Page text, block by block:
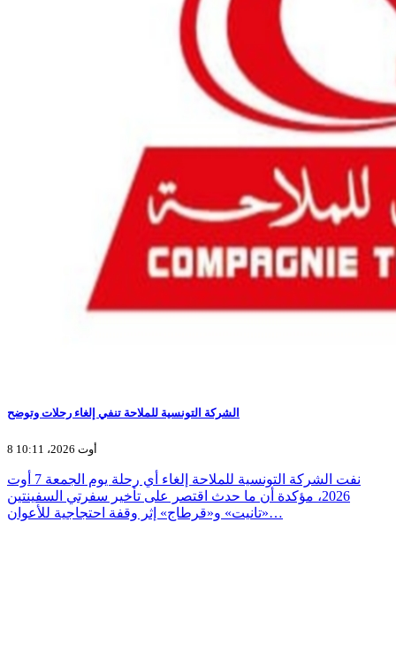
الشركة التونسية للملاحة تنفي إلغاء رحلات وتوضح
8 أوت 2026، 10:11
نفت الشركة التونسية للملاحة إلغاء أي رحلة يوم الجمعة 7 أوت
2026، مؤكدة أن ما حدث اقتصر على تأخير سفرتي السفينتين
«تانيت» و«قرطاج» إثر وقفة احتجاجية للأعوان…